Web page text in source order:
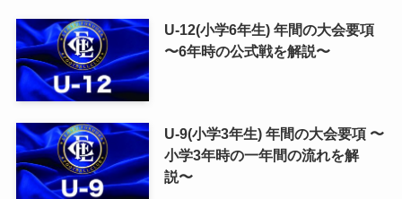
U-12(小学6年生) 年間の大会要項
〜6年時の公式戦を解説〜
U-9(小学3年生) 年間の大会要項 〜
小学3年時の一年間の流れを解
説〜